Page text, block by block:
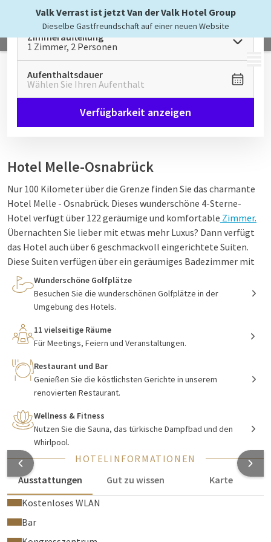
Valk Verrast ist jetzt Van der Valk Hotel Group
Dieselbe Gastfreundschaft auf einer neuen Website
MENÜ
Zimmeraufteilung
1 Zimmer, 2 Personen
Aufenthaltsdauer
Wählen Sie Ihren Aufenthalt
Verfügbarkeit anzeigen
Hotel Melle-Osnabrück
Nur 100 Kilometer über die Grenze finden Sie das charmante
Hotel Melle - Osnabrück. Dieses wunderschöne 4-Sterne-
Hotel verfügt über 122 geräumige und komfortable Zimmer.
Übernachten Sie lieber mit etwas mehr Luxus? Dann verfügt
das Hotel auch über 6 geschmackvoll eingerichtete Suiten.
Diese Suiten verfügen über ein geräumiges Badezimmer mit
einer Badewanne oder in einigen Fällen einem Whirlpool.
Diese Suiten sind ideal, um eine Auszeit zu nehmen und sich
herrlich zu entspannen.
Restaurant Catharina
Während Ihres Aufenthalts im Hotel Melle-Osnabrück sind Sie
herzlich willkommen im Restaurant 'Catharina' für
köstliche regionale und internationale Gerichte, die Sie
genießen können. Wenn das Wetter schön ist und Sie ein paar
Sonnenstrahlen brauchen, können Sie auch bequem im
wunderschönen Garten mit Terrasse sitzen. Für den kleinen
Hunger oder einen Drink können Sie in der gemütlichen
köstlichen Cocktail und kleine Snacks genießen.
Wunderschöne Golfplätze
Besuchen Sie die wunderschönen Golfplätze in der
Umgebung des Hotels.
11 vielseitige Räume
Für Meetings, Feiern und Veranstaltungen.
Restaurant und Bar
Genießen Sie die köstlichsten Gerichte in unserem
renovierten Restaurant.
Wellness & Fitness
Nutzen Sie die Sauna, das türkische Dampfbad und den
Whirlpool.
HOTELINFORMATIONEN
Ausstattungen
Gut zu wissen
Karte
Kostenloses WLAN
Bar